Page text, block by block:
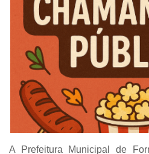
A Prefeitura Municipal de